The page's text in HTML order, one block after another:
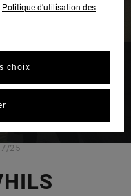
25
Politique d'utilisation des
choix